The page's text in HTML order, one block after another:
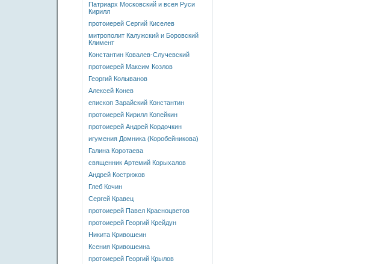
Патриарх Московский и всея Руси
Кирилл
протоиерей Сергий Киселев
митрополит Калужский и Боровский
Климент
Константин Ковалев-Случевский
протоиерей Максим Козлов
Георгий Колыванов
Алексей Конев
епископ Зарайский Константин
протоиерей Кирилл Копейкин
протоиерей Андрей Кордочкин
игумения Домника (Коробейникова)
Галина Коротаева
священник Артемий Корыхалов
Андрей Кострюков
Глеб Кочин
Сергей Кравец
протоиерей Павел Красноцветов
протоиерей Георгий Крейдун
Никита Кривошеин
Ксения Кривошеина
протоиерей Георгий Крылов